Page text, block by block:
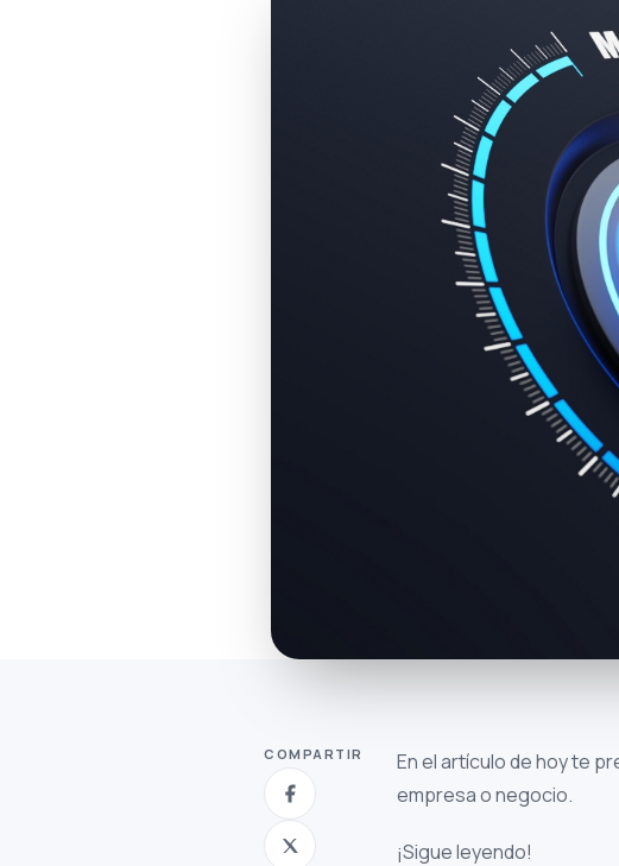
COMPARTIR En el artículo de hoy te
empresa o negocio.
¡Sigue leyendo!